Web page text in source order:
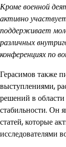
Кроме военной
активно
поддерживает
различных
конференциях по
Герасимов также
выступлениями,
решений в
стабильности. Он
статей, которые
исследователями